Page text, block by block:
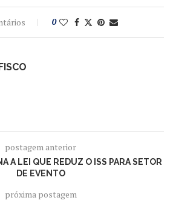
0
postagem anterior
A LEI QUE REDUZ O ISS PARA SETOR
DE EVENTO
próxima postagem